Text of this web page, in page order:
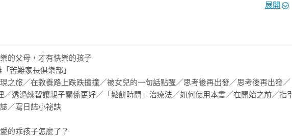
出孩子有興趣、擅長的事，多項自尊來源有助產生自我認同。
矩是幫助孩子養成健康習性的框架，以培養判斷力與道德感。
展開
樂的父母，才有快樂的孩子
苦難家長俱樂部」
之旅／在教養路上跌跌撞撞／被女兒的一句話點醒／思考後再出發／思考後再出發／
／透過練習讓親子關係更好／「鬆餅時間」治療法／如何使用本書／在開始之前／指引
／寫日誌小祕訣
的乖孩子怎麼了？